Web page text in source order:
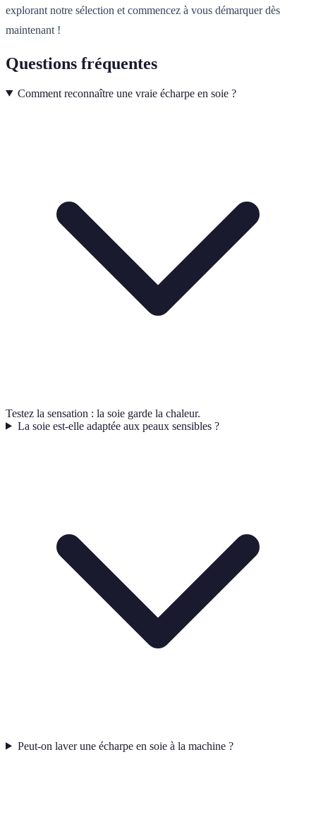
explorant notre sélection et commencez à vous démarquer dès
maintenant !
Questions fréquentes
Comment reconnaître une vraie écharpe en soie ?
Testez la sensation : la soie garde la chaleur.
La soie est-elle adaptée aux peaux sensibles ?
Peut-on laver une écharpe en soie à la machine ?